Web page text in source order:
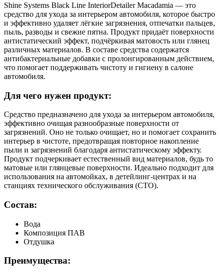
Shine Systems Black Line InteriorDetailer Macadamia — это
средство для ухода за интерьером автомобиля, которое быстро
и эффективно удаляет лёгкие загрязнения, отпечатки пальцев,
пыль, разводы и свежие пятна. Продукт придаёт поверхности
антистатический эффект, подчёркивая матовость или глянец
различных материалов. В составе средства содержатся
антибактериальные добавки с пролонгированным действием,
что помогает поддерживать чистоту и гигиену в салоне
автомобиля.
Для чего нужен продукт:
Средство предназначено для ухода за интерьером автомобиля,
эффективно очищая разнообразные поверхности от
загрязнений. Оно не только очищает, но и помогает сохранить
интерьер в чистоте, предотвращая повторное накопление
пыли и загрязнений благодаря антистатическому эффекту.
Продукт подчеркивает естественный вид материалов, будь то
матовые или глянцевые поверхности. Идеально подходит для
использования на автомойках, в детейлинг-центрах и на
станциях технического обслуживания (СТО).
Состав:
Вода
Композиция ПАВ
Отдушка
Преимущества: